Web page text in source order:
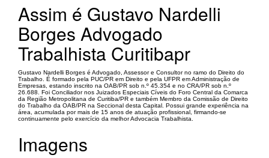
Assim é Gustavo Nardelli
Borges Advogado
Trabalhista Curitibapr
Gustavo Nardelli Borges é Advogado, Assessor e Consultor no ramo do Direito do
Trabalho. É formado pela PUC/PR em Direito e pela UFPR em Administração de
Empresas, estando inscrito na OAB/PR sob n.º 45.354 e no CRA/PR sob n.º
26.688. Foi Conciliador nos Juizados Especiais Cíveis do Foro Central da Comarca
da Região Metropolitana de Curitiba/PR e também Membro da Comissão de Direito
do Trabalho da OAB/PR na Seccional desta Capital. Possui grande experiência na
área, acumulada por mais de 15 anos de atuação profissional, firmando-se
continuamente pelo exercício da melhor Advocacia Trabalhista.
Imagens